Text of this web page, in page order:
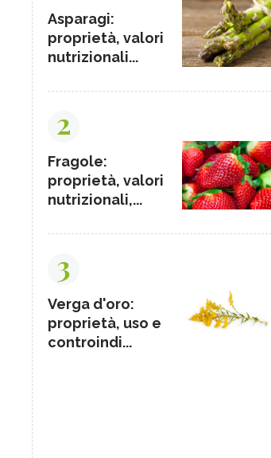
Asparagi:
proprietà, valori
nutrizionali...
2
Fragole:
proprietà, valori
nutrizionali,...
3
Verga d'oro:
proprietà, uso e
controindi...